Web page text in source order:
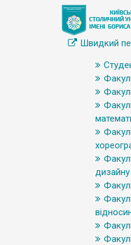
Швидкий
дизайну